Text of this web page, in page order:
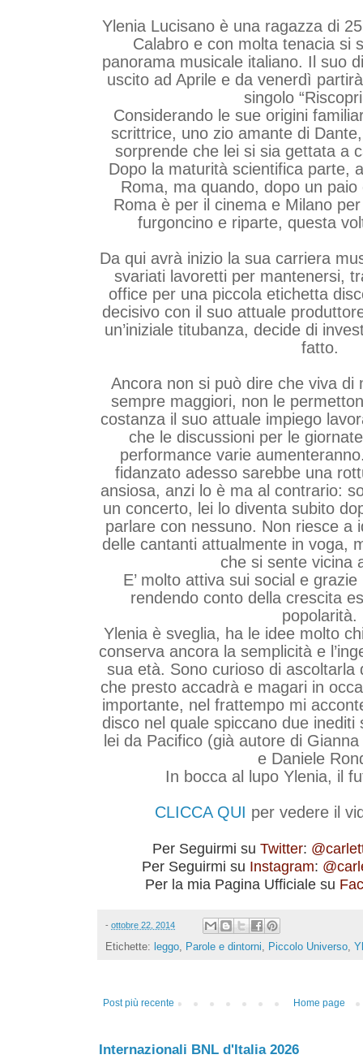
Ylenia Lucisano è una ragazza di
Calabro e con molta tenacia si
panorama musicale italiano. Il suo
uscito ad Aprile e da venerdì
singolo
Considerando le sue origini
scrittrice, uno zio amante di
sorprende che lei si sia gettata a
Dopo la maturità scientifica parte,
Roma, ma quando, dopo un paio
Roma è per il cinema e Milano
furgoncino e riparte, questa
Da qui avrà inizio la sua carriera
svariati lavoretti per mantenersi,
office per una piccola etichetta
decisivo con il suo attuale
un’iniziale titubanza, decide di
fatto.
Ancora non si può dire che viva di
sempre maggiori, non le
costanza il suo attuale impiego
che le discussioni per le
performance varie
fidanzato adesso sarebbe una
ansiosa, anzi lo è ma al contrario:
un concerto, lei lo diventa subito
parlare con nessuno. Non riesce a
delle cantanti attualmente in voga,
che si sente vicina
E’ molto attiva sui social e
rendendo conto della crescita
popolarità.
Ylenia è sveglia, ha le idee molto
conserva ancora la semplicità e
sua età. Sono curioso di ascoltarla
che presto accadrà e magari in
importante, nel frattempo mi
disco nel quale spiccano due
lei da Pacifico (già autore di
e Daniele
In bocca al lupo Ylenia, il
CLICCA QUI per vedere il
Per Seguirmi suTwitter:
Per Seguirmi su Instagram:
Per la mia Pagina Ufficiale su
- ottobre 22, 2014
Etichette: leggo, Parole e dintorni, Piccolo Universo,
Post più recente Home page
Internazionali BNL d'Italia 2026